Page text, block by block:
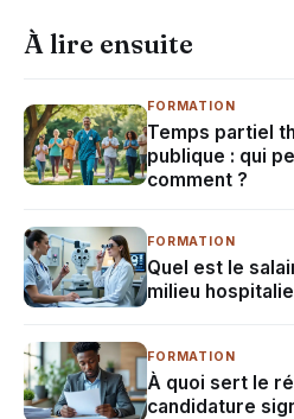
À lire ensuite
FORMATION
Temps partiel
publique : qui
comment ?
FORMATION
Quel est le
milieu
FORMATION
À quoi sert le
candidature